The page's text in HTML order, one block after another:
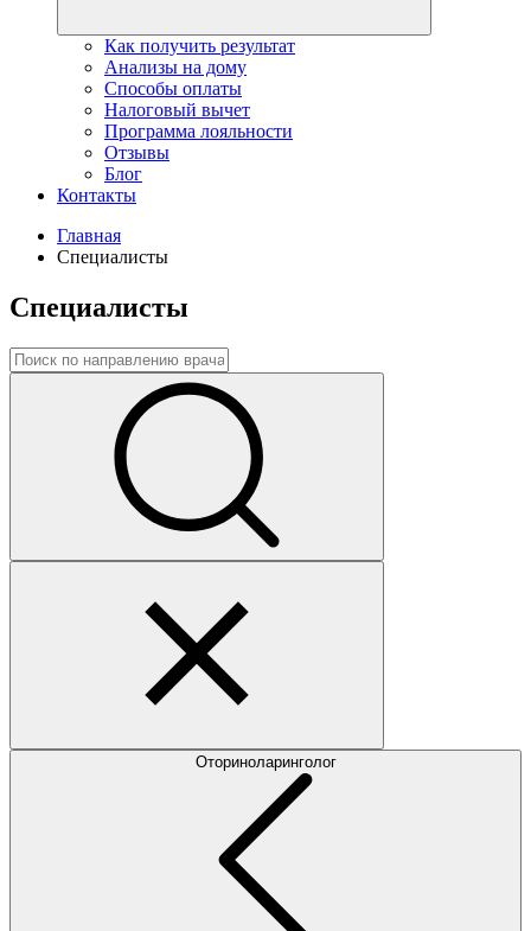
Как получить результат
Анализы на дому
Способы оплаты
Налоговый вычет
Программа лояльности
Отзывы
Блог
Контакты
Главная
Специалисты
Специалисты
Оториноларинголог